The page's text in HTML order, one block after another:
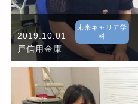
2019.10.01
未来キャリア学
科
戸信用金庫